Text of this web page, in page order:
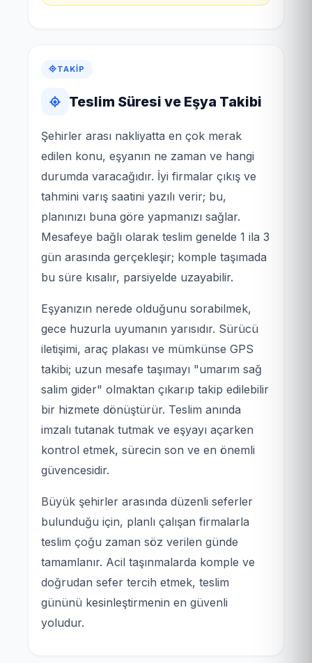
TAKIP
Teslim Süresi ve Eşya Takibi
Şehirler arası nakliyatta en çok merak
edilen konu, eşyanın ne zaman ve hangi
durumda varacağıdır. İyi firmalar çıkış ve
tahmini varış saatini yazılı verir; bu,
planınızı buna göre yapmanızı sağlar.
Mesafeye bağlı olarak teslim genelde 1 ila 3
gün arasında gerçekleşir; komple taşımada
bu süre kısalır, parsiyelde uzayabilir.
Eşyanızın nerede olduğunu sorabilmek,
gece huzurla uyumanın yarısıdır. Sürücü
iletişimi, araç plakası ve mümkünse GPS
takibi; uzun mesafe taşımayı "umarım sağ
salim gider" olmaktan çıkarıp takip edilebilir
bir hizmete dönüştürür. Teslim anında
imzalı tutanak tutmak ve eşyayı açarken
kontrol etmek, sürecin son ve en önemli
güvencesidir.
Büyük şehirler arasında düzenli seferler
bulunduğu için, planlı çalışan firmalarla
teslim çoğu zaman söz verilen günde
tamamlanır. Acil taşınmalarda komple ve
doğrudan sefer tercih etmek, teslim
gününü kesinleştirmenin en güvenli
yoludur.